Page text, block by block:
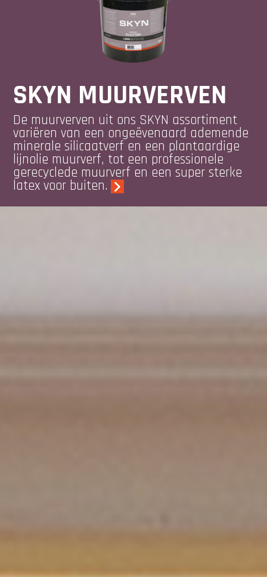
SKYN MUURVERVEN
De muurverven uit ons SKYN assortiment
variëren van een ongeëvenaard ademende
minerale silicaatverf en een plantaardige
lijnolie muurverf, tot een professionele
gerecyclede muurverf en een super sterke
latex voor buiten.